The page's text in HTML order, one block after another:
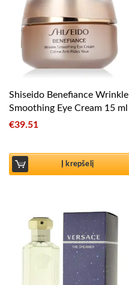
Shiseido Benefiance Wrinkle
Smoothing Eye Cream 15 ml
€39.51
Į krepšelį